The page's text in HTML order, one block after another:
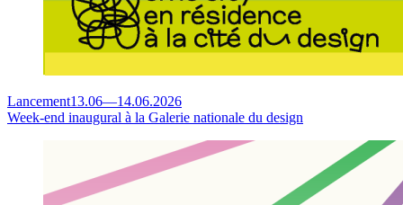
Lancement13.06—14.06.2026
Week-end inaugural à la Galerie nationale du design